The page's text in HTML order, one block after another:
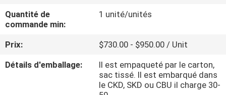
VISITE
Quantité de
commande min:
1 unité/unités
Prix:
$730.00 - $950.00 / Unit
Détails d'emballage:
Il est empaqueté par le carton,
sac tissé. Il est embarqué dans
le CKD, SKD ou CBU il charge 30-